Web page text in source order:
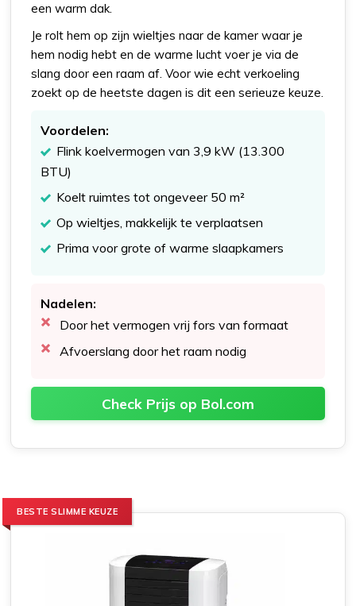
een warm dak.
Je rolt hem op zijn wieltjes naar de kamer waar je
hem nodig hebt en de warme lucht voer je via de
slang door een raam af. Voor wie echt verkoeling
zoekt op de heetste dagen is dit een serieuze keuze.
Voordelen:
Flink koelvermogen van 3,9 kW (13.300
BTU)
Koelt ruimtes tot ongeveer 50 m²
Op wieltjes, makkelijk te verplaatsen
Prima voor grote of warme slaapkamers
Nadelen:
Door het vermogen vrij fors van formaat
Afvoerslang door het raam nodig
Check Prijs op Bol.com
BESTE SLIMME KEUZE